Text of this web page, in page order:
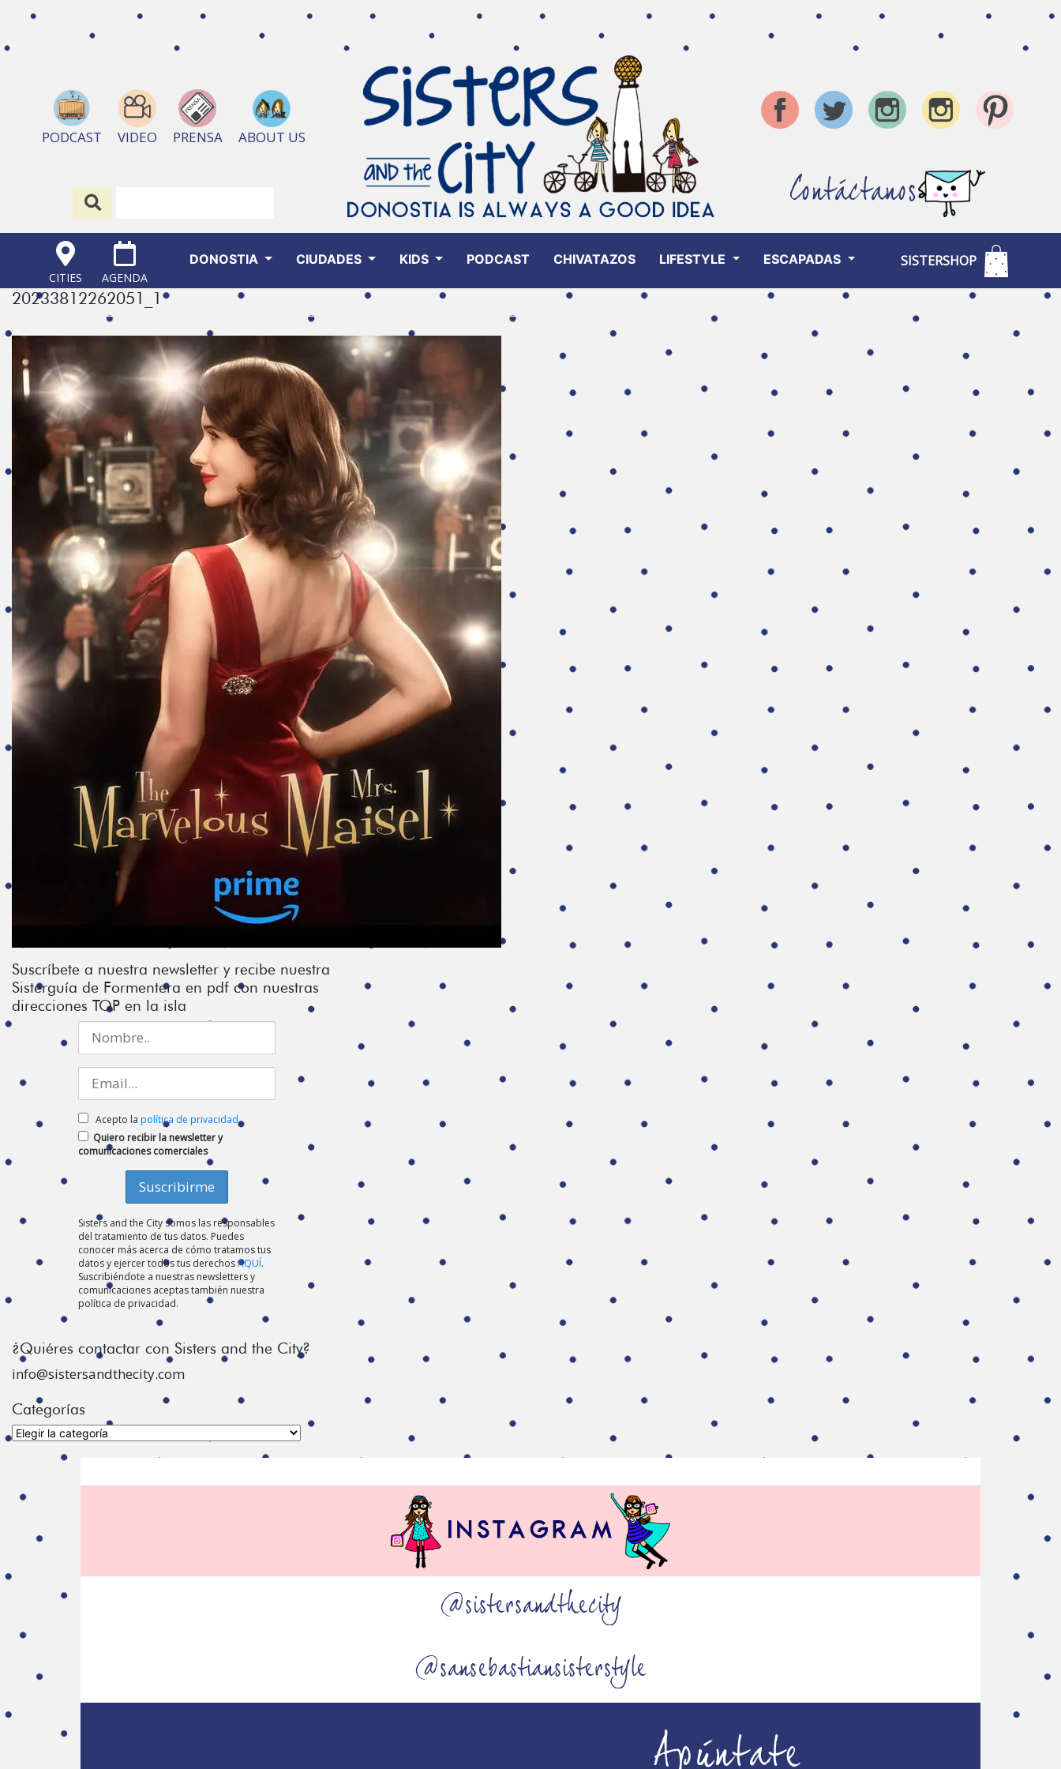
PODCAST VIDEO PRENSA ABOUT US
Contáctanos
CITIES AGENDA
DONOSTIA CIUDADES KIDS PODCAST CHIVATAZOS LIFESTYLE ESCAPADAS SISTERSHOP
20233812262051_1
Suscríbete a nuestra newsletter y recibe nuestra
Sisterguía de Formentera en pdf con nuestras
direcciones TOP en la isla
Acepto la política de privacidad
Quiero recibir la newsletter y
comunicaciones comerciales
Sisters and the City somos las responsables
del tratamiento de tus datos. Puedes
conocer más acerca de cómo tratamos tus
datos y ejercer todos tus derechosAQUÍ.
Suscribiéndote a nuestras newsletters y
comunicaciones aceptas también nuestra
política de privacidad.
¿Quiéres contactar con Sisters and the City?
info@sistersandthecity.com
Categorías
Categorías
@sistersandthecity
@sansebastiansisterstyle